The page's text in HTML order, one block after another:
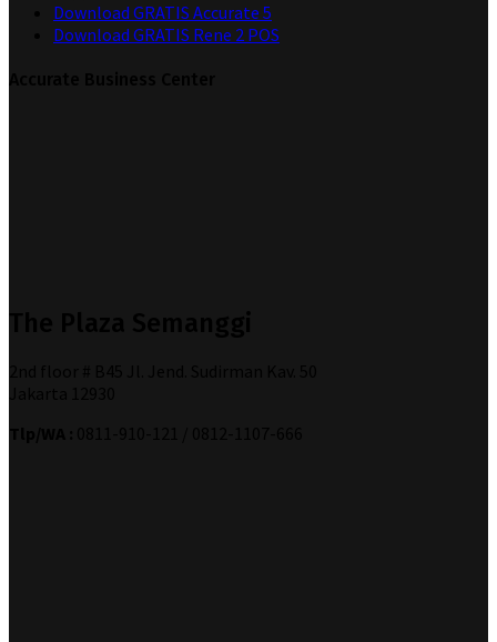
Download GRATIS Accurate 5
Download GRATIS Rene 2 POS